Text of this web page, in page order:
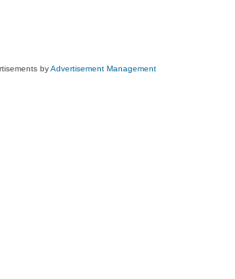
byAdvertisement Management